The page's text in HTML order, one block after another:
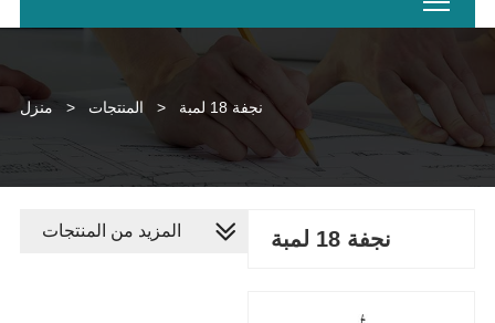
منزل > المنتجات > نجفة 18 لمبة
نجفة 18 لمبة المزيد من المنتجات